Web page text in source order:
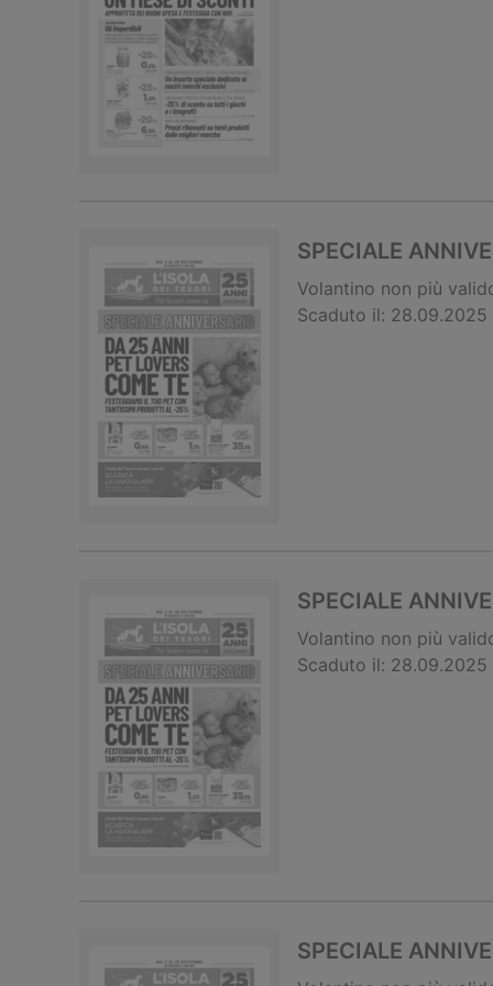
SPECIALE
Volantino non più
Scaduto il: 28.09.2025
SPECIALE
Volantino non più
Scaduto il: 28.09.2025
SPECIALE